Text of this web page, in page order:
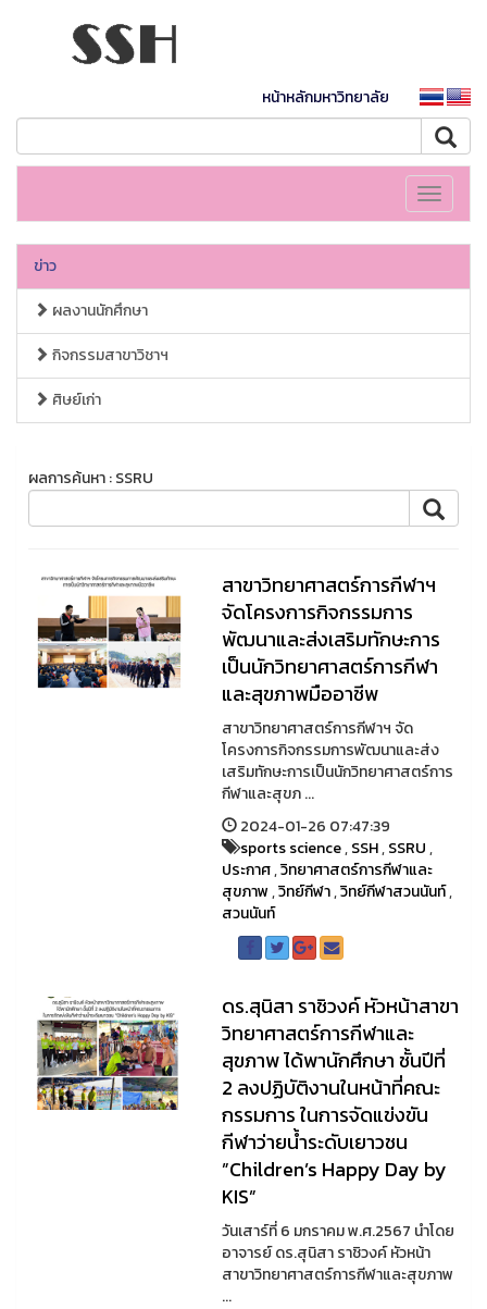
หน้าหลักมหาวิทยาลัย
Toggle
ข่าว
ผลงานนักศึกษา
กิจกรรมสาขาวิชาฯ
ศิษย์เก่า
ผลการค้นหา : SSRU
สาขาวิทยาศาสตร์การกีฬาฯ
จัดโครงการกิจกรรมการ
พัฒนาและส่งเสริมทักษะการ
เป็นนักวิทยาศาสตร์การกีฬา
และสุขภาพมืออาชีพ
สาขาวิทยาศาสตร์การกีฬาฯ จัด
โครงการกิจกรรมการพัฒนาและส่ง
เสริมทักษะการเป็นนักวิทยาศาสตร์การ
กีฬาและสุขภ ...
2024-01-26 07:47:39
sports science,SSH,SSRU,
ประกาศ,วิทยาศาสตร์การกีฬาและ
สุขภาพ,วิทย์กีฬา,วิทย์กีฬาสวนนันท์,
สวนนันท์
ดร.สุนิสา ราชิวงค์ หัวหน้าสาขา
วิทยาศาสตร์การกีฬาและ
สุขภาพ ได้พานักศึกษา ชั้นปีที่
2 ลงปฏิบัติงานในหน้าที่คณะ
กรรมการ ในการจัดแข่งขัน
กีฬาว่ายน้ำระดับเยาวชน
”Children’s Happy Day by
KIS”
วันเสาร์ที่ 6 มกราคม พ.ศ.2567 นำโดย
อาจารย์ ดร.สุนิสา ราชิวงค์ หัวหน้า
สาขาวิทยาศาสตร์การกีฬาและสุขภาพ
...